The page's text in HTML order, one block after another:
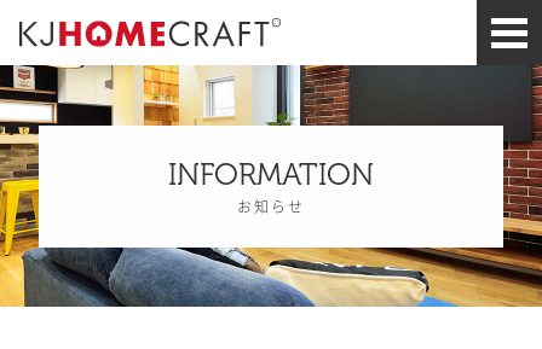
INFORMATION
お知らせ